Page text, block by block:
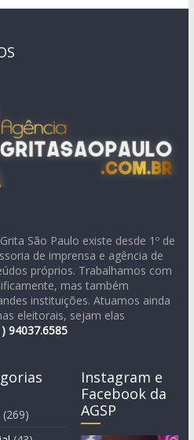
São Paulo existe desde 1º de
de imprensa e agência de
próprios. Trabalhamos com
mas também
instituições. Atuamos ainda
eleitorais, sejam elas
94037.6585
(269)
Instagram e
Facebook da
AGSP